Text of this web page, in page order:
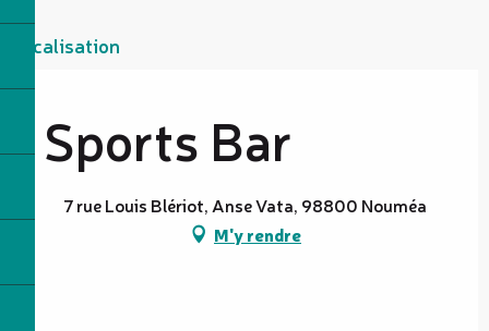
Localisation
Sports Bar
7 rue Louis Blériot, Anse Vata, 98800 Nouméa
M'y rendre